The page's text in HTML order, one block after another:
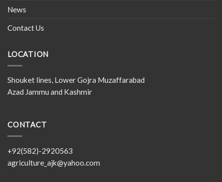
News
Contact Us
LOCATION
Shouket lines, Lower Gojra Muzaffarabad
Azad Jammu and Kashmir
CONTACT
+92(582)-2920563
agriculture_ajk@yahoo.com